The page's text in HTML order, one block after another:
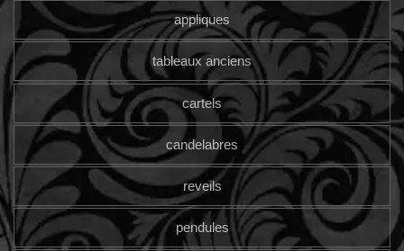
appliques
tableaux anciens
cartels
candelabres
reveils
pendules